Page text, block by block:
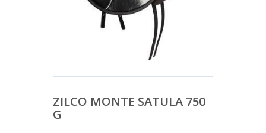
ZILCO MONTE SATULA 750
G